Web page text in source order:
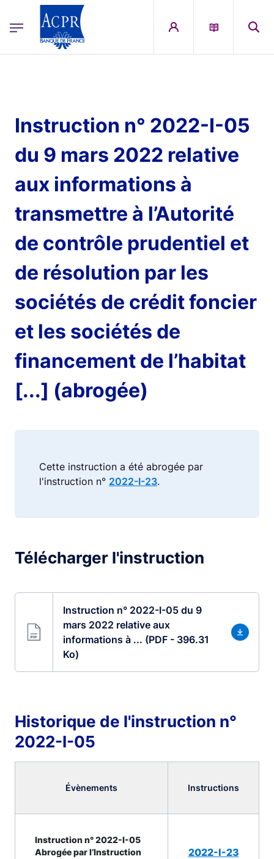
ACPR Menu Principal (French)
Instruction n° 2022-I-05
du 9 mars 2022 relative
aux informations à
transmettre à l’Autorité
de contrôle prudentiel et
de résolution par les
sociétés de crédit foncier
et les sociétés de
financement de l’habitat
[...] (abrogée)
Cette instruction a été abrogée par
l'instruction n° 2022-I-23.
Télécharger l'instruction
Instruction n° 2022-I-05 du 9
mars 2022 relative aux
informations à ... (PDF - 396.31
Ko)
Historique de l'instruction n°
2022-I-05
Évènements Instructions
Instruction n° 2022-I-05
Abrogée par l’Instruction
2022-I-23